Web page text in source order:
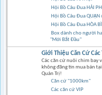
Hội Bồ Câu Đua HẢI
Hội Bồ Câu Đua QUẬN
Hội Bồ Câu Đua HÒA
Box dành cho người
"Mới Bắt Đầu"
Giới Thiệu Căn Cứ
Các căn cứ nuôi chim bay
không đăng tin mua bán
Quản Trị!
Căn cứ "1000km"
Các căn cứ VIP